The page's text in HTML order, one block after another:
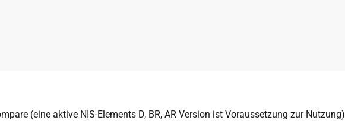
(eine aktive NIS-Elements D, BR, AR Version ist Voraussetzung zur Nutzung)